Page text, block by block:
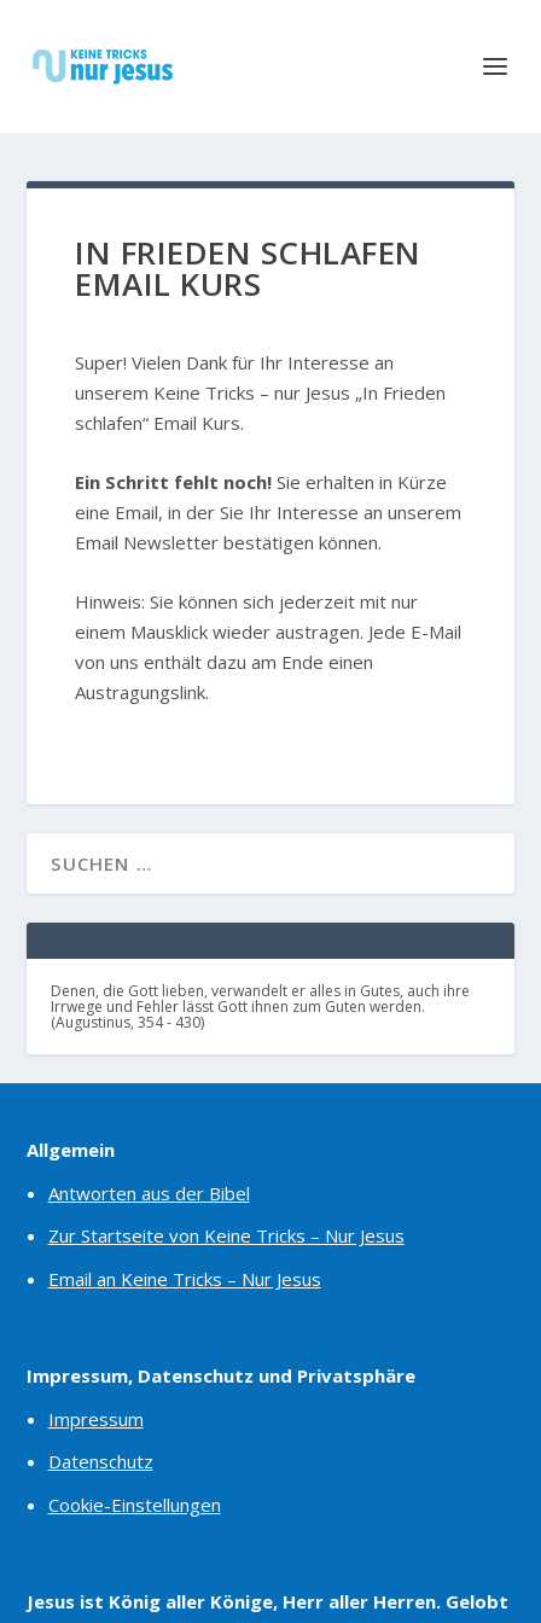
IN FRIEDEN SCHLAFEN
EMAIL KURS
Super! Vielen Dank für Ihr Interesse an
unserem Keine Tricks – nur Jesus „In Frieden
schlafen“ Email Kurs.
Ein Schritt fehlt noch!Sie erhalten in Kürze
eine Email, in der Sie Ihr Interesse an unserem
Email Newsletter bestätigen können.
Hinweis: Sie können sich jederzeit mit nur
einem Mausklick wieder austragen. Jede E-Mail
von uns enthält dazu am Ende einen
Austragungslink.
Denen, die Gott lieben, verwandelt er alles in Gutes, auch ihre
Irrwege und Fehler lässt Gott ihnen zum Guten werden.
(Augustinus, 354 - 430)
Allgemein
Antworten aus der Bibel
Zur Startseite von Keine Tricks – Nur Jesus
Email an Keine Tricks – Nur Jesus
Impressum, Datenschutz und Privatsphäre
Impressum
Datenschutz
Cookie-Einstellungen
Jesus ist König aller Könige, Herr aller Herren. Gelobt